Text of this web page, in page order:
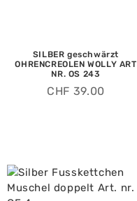
SILBER geschwärzt
OHRENCREOLEN WOLLY ART
NR. OS 243
CHF 39.00